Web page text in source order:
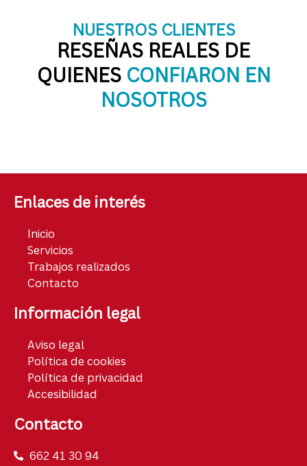
NUESTROS CLIENTES
RESEÑAS REALES DE
QUIENES CONFIARON EN
NOSOTROS
Enlaces de interés
Inicio
Servicios
Trabajos realizados
Contacto
Información legal
Aviso legal
Política de cookies
Política de privacidad
Accesibilidad
Contacto
662 41 30 94